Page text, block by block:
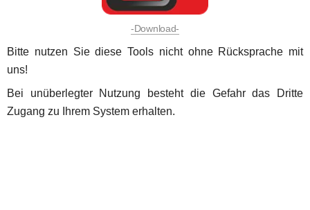
-Download-
Bitte nutzen Sie diese Tools nicht ohne Rücksprache mit
uns!
Bei unüberlegter Nutzung besteht die Gefahr das Dritte
Zugang zu Ihrem System erhalten.